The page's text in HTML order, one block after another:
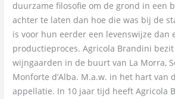
duurzame filosofie om de grond in een
achter te laten dan hoe die was bij de
is voor hun eerder een levenswijze dan
productieproces. Agricola Brandini
wijngaarden in de buurt van La Morra,
Monforte d’Alba. M.a.w. in het hart van
appellatie. In 10 jaar tijd heeft Agricola